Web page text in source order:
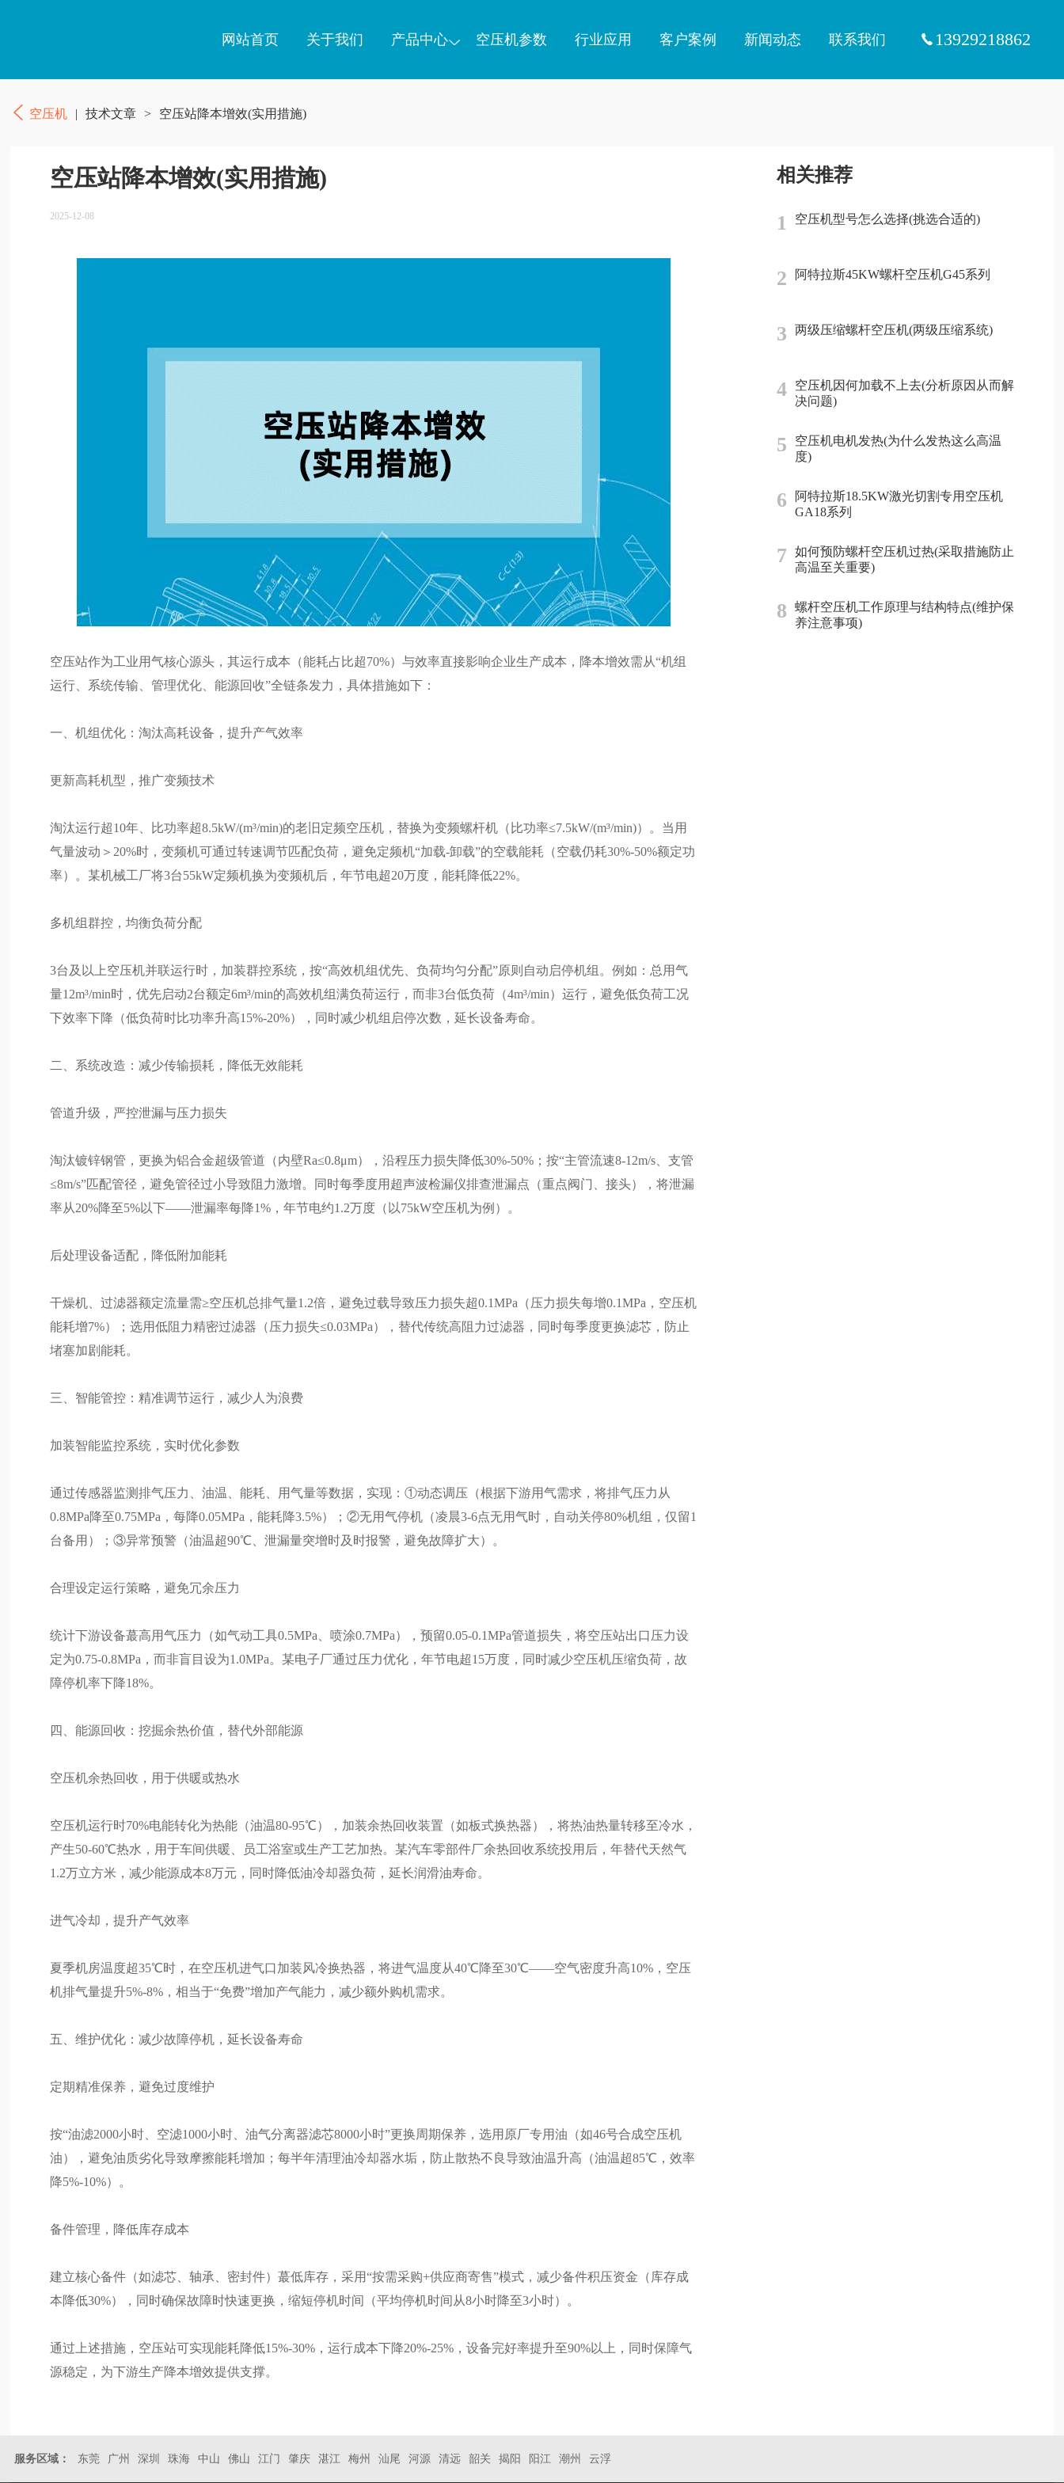
网站首页 关于我们 产品中心 空压机参数 行业应用 客户案例 新闻动态 联系我们 13929218862
空压机 | 技术文章 > 空压站降本增效(实用措施)
空压站降本增效(实用措施)
2025-12-08
空压站作为工业用气核心源头，其运行成本（能耗占比超70%）与效率直接影响企业生产成本，降本增效需从“机组
运行、系统传输、管理优化、能源回收”全链条发力，具体措施如下：
一、机组优化：淘汰高耗设备，提升产气效率
更新高耗机型，推广变频技术
淘汰运行超10年、比功率超8.5kW/(m³/min)的老旧定频空压机，替换为变频螺杆机（比功率≤7.5kW/(m³/min)）。当用
气量波动＞20%时，变频机可通过转速调节匹配负荷，避免定频机“加载-卸载”的空载能耗（空载仍耗30%-50%额定功
率）。某机械工厂将3台55kW定频机换为变频机后，年节电超20万度，能耗降低22%。
多机组群控，均衡负荷分配
3台及以上空压机并联运行时，加装群控系统，按“高效机组优先、负荷均匀分配”原则自动启停机组。例如：总用气
量12m³/min时，优先启动2台额定6m³/min的高效机组满负荷运行，而非3台低负荷（4m³/min）运行，避免低负荷工况
下效率下降（低负荷时比功率升高15%-20%），同时减少机组启停次数，延长设备寿命。
二、系统改造：减少传输损耗，降低无效能耗
管道升级，严控泄漏与压力损失
淘汰镀锌钢管，更换为铝合金超级管道（内壁Ra≤0.8μm），沿程压力损失降低30%-50%；按“主管流速8-12m/s、支管
≤8m/s”匹配管径，避免管径过小导致阻力激增。同时每季度用超声波检漏仪排查泄漏点（重点阀门、接头），将泄漏
率从20%降至5%以下——泄漏率每降1%，年节电约1.2万度（以75kW空压机为例）。
后处理设备适配，降低附加能耗
干燥机、过滤器额定流量需≥空压机总排气量1.2倍，避免过载导致压力损失超0.1MPa（压力损失每增0.1MPa，空压机
能耗增7%）；选用低阻力精密过滤器（压力损失≤0.03MPa），替代传统高阻力过滤器，同时每季度更换滤芯，防止
堵塞加剧能耗。
三、智能管控：精准调节运行，减少人为浪费
加装智能监控系统，实时优化参数
通过传感器监测排气压力、油温、能耗、用气量等数据，实现：①动态调压（根据下游用气需求，将排气压力从
0.8MPa降至0.75MPa，每降0.05MPa，能耗降3.5%）；②无用气停机（凌晨3-6点无用气时，自动关停80%机组，仅留1
台备用）；③异常预警（油温超90℃、泄漏量突增时及时报警，避免故障扩大）。
合理设定运行策略，避免冗余压力
统计下游设备蕞高用气压力（如气动工具0.5MPa、喷涂0.7MPa），预留0.05-0.1MPa管道损失，将空压站出口压力设
定为0.75-0.8MPa，而非盲目设为1.0MPa。某电子厂通过压力优化，年节电超15万度，同时减少空压机压缩负荷，故
障停机率下降18%。
四、能源回收：挖掘余热价值，替代外部能源
空压机余热回收，用于供暖或热水
空压机运行时70%电能转化为热能（油温80-95℃），加装余热回收装置（如板式换热器），将热油热量转移至冷水，
产生50-60℃热水，用于车间供暖、员工浴室或生产工艺加热。某汽车零部件厂余热回收系统投用后，年替代天然气
1.2万立方米，减少能源成本8万元，同时降低油冷却器负荷，延长润滑油寿命。
进气冷却，提升产气效率
夏季机房温度超35℃时，在空压机进气口加装风冷换热器，将进气温度从40℃降至30℃——空气密度升高10%，空压
机排气量提升5%-8%，相当于“免费”增加产气能力，减少额外购机需求。
五、维护优化：减少故障停机，延长设备寿命
定期精准保养，避免过度维护
按“油滤2000小时、空滤1000小时、油气分离器滤芯8000小时”更换周期保养，选用原厂专用油（如46号合成空压机
油），避免油质劣化导致摩擦能耗增加；每半年清理油冷却器水垢，防止散热不良导致油温升高（油温超85℃，效率
降5%-10%）。
备件管理，降低库存成本
建立核心备件（如滤芯、轴承、密封件）蕞低库存，采用“按需采购+供应商寄售”模式，减少备件积压资金（库存成
本降低30%），同时确保故障时快速更换，缩短停机时间（平均停机时间从8小时降至3小时）。
通过上述措施，空压站可实现能耗降低15%-30%，运行成本下降20%-25%，设备完好率提升至90%以上，同时保障气
源稳定，为下游生产降本增效提供支撑。
相关推荐
1 空压机型号怎么选择(挑选合适的)
2 阿特拉斯45KW螺杆空压机G45系列
3 两级压缩螺杆空压机(两级压缩系统)
4
空压机因何加载不上去(分析原因从而解
决问题)
5
空压机电机发热(为什么发热这么高温
度)
6
阿特拉斯18.5KW激光切割专用空压机
GA18系列
7
如何预防螺杆空压机过热(采取措施防止
高温至关重要)
8
螺杆空压机工作原理与结构特点(维护保
养注意事项)
服务区域： 东莞 广州 深圳 珠海 中山 佛山 江门 肇庆 湛江 梅州 汕尾 河源 清远 韶关 揭阳 阳江 潮州 云浮